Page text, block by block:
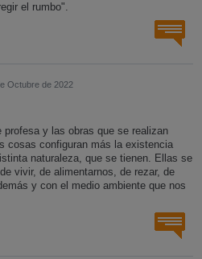
el rumbo".
Octubre de 2022
y las obras que se realizan
cosas configuran más la existencia
naturaleza, que se tienen. Ellas se
vivir, de alimentarnos, de rezar, de
y con el medio ambiente que nos